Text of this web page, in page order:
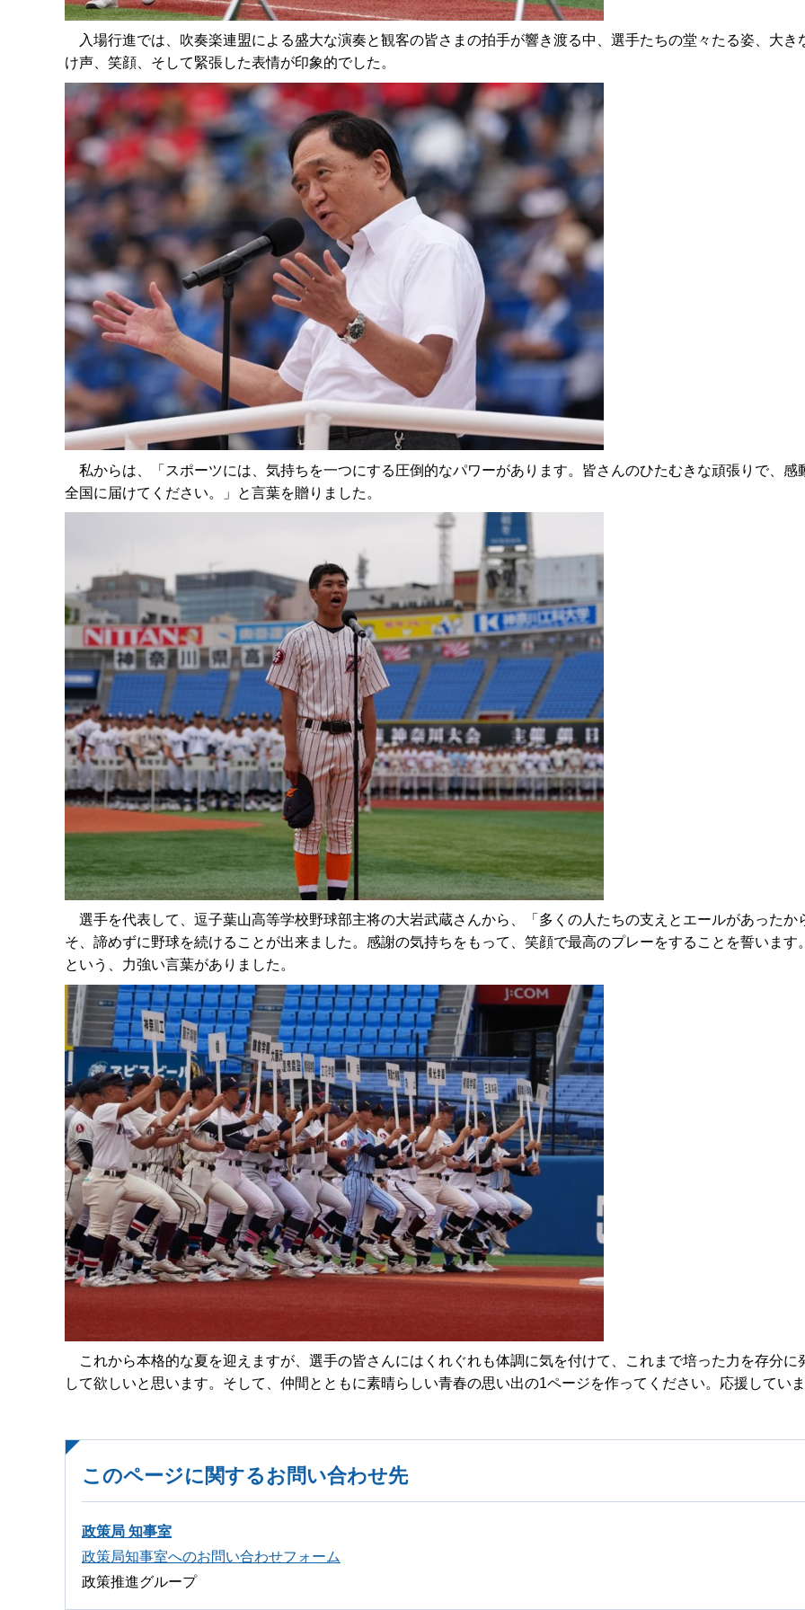
入場行進では、吹奏楽連盟による盛大な演奏と観客の皆さまの拍手が響き渡る中、選手たちの堂々たる姿、大き
け声、笑顔、そして緊張した表情が印象的でした。
私からは、「スポーツには、気持ちを一つにする圧倒的なパワーがあります。皆さんのひたむきな頑張りで、感
全国に届けてください。」と言葉を贈りました。
選手を代表して、逗子葉山高等学校野球部主将の大岩武蔵さんから、「多くの人たちの支えとエールがあったか
そ、諦めずに野球を続けることが出来ました。感謝の気持ちをもって、笑顔で最高のプレーをすることを誓います
という、力強い言葉がありました。
これから本格的な夏を迎えますが、選手の皆さんにはくれぐれも体調に気を付けて、これまで培った力を存分に
して欲しいと思います。そして、仲間とともに素晴らしい青春の思い出の1ページを作ってください。応援してい
このページに関するお問い合わせ先
政策局 知事室
政策局知事室へのお問い合わせフォーム
政策推進グループ